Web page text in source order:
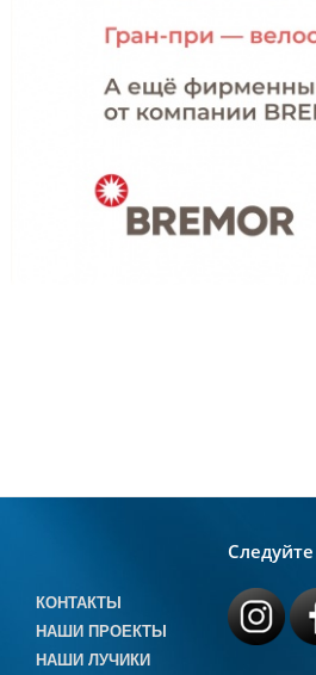
КОНТАКТЫ
НАШИ ПРОЕКТЫ
НАШИ ЛУЧИКИ